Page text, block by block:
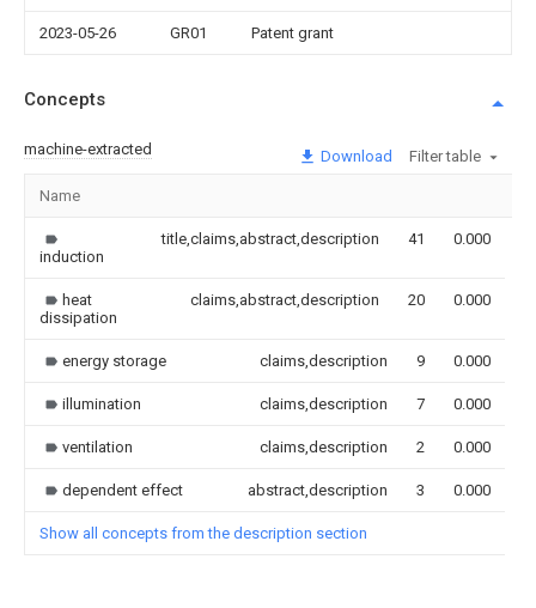
2023-05-26 GR01 Patent grant
Concepts
machine-extracted Download Filter table
Name
induction
title,claims,abstract,description 41 0.000
heat
dissipation
claims,abstract,description 20 0.000
energy storage claims,description 9 0.000
illumination claims,description 7 0.000
ventilation claims,description 2 0.000
dependent effect abstract,description 3 0.000
Show all concepts from the description section